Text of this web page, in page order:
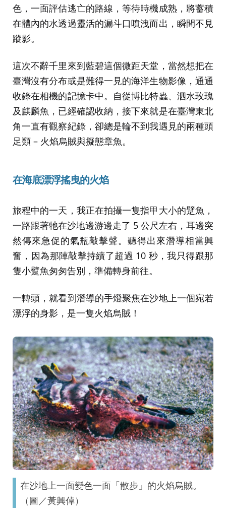
色，一面評估逃亡的路線，等待時機成熟，將蓄積
在體內的水透過靈活的漏斗口噴洩而出，瞬間不見
蹤影。
這次不辭千里來到藍碧這個微距天堂，當然想把在
臺灣沒有分布或是難得一見的海洋生物影像，通通
收錄在相機的記憶卡中。自從博比特蟲、泗水玫瑰
及麒麟魚，已經確認收納，接下來就是在臺灣東北
角一直有觀察紀錄，卻總是輪不到我遇見的兩種頭
足類 – 火焰烏賊與擬態章魚。
在海底漂浮搖曳的火焰
旅程中的一天，我正在拍攝一隻指甲大小的躄魚，
一路跟著牠在沙地邊游邊走了 5 公尺左右，耳邊突
然傳來急促的氣瓶敲擊聲。聽得出來潛導相當興
奮，因為那陣敲擊持續了超過 10 秒，我只得跟那
隻小躄魚匆匆告別，準備轉身前往。
一轉頭，就看到潛導的手燈聚焦在沙地上一個宛若
漂浮的身影，是一隻火焰烏賊！
在沙地上一面變色一面「散步」的火焰烏賊。
（圖／黃興倬）